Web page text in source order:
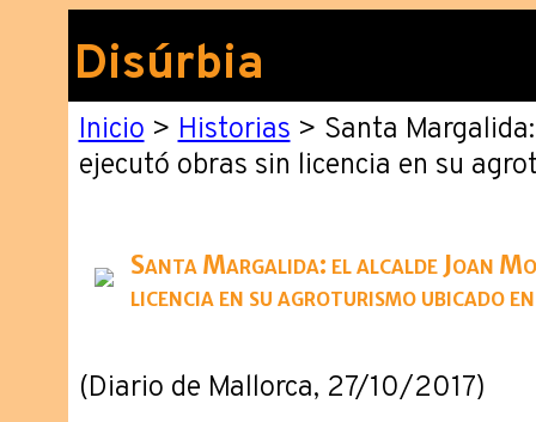
Disúrbia
Inicio>Historias> Santa
ejecutó obras sin licencia en su
Santa Margalida: el alcalde Joan
licencia en su agroturismo ubicado
(Diario de Mallorca, 27/10/2017)